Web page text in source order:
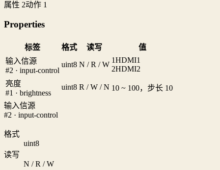
属性 2动作 1
Properties
标签 格式 读写
值
输入信源
#2 · input-control
uint8 N / R / W
1HDMI1
2HDMI2
亮度
#1 · brightness
uint8 R / W / N 10 ~ 100，步长 10
输入信源
#2 · input-control
格式
uint8
读写
N / R / W